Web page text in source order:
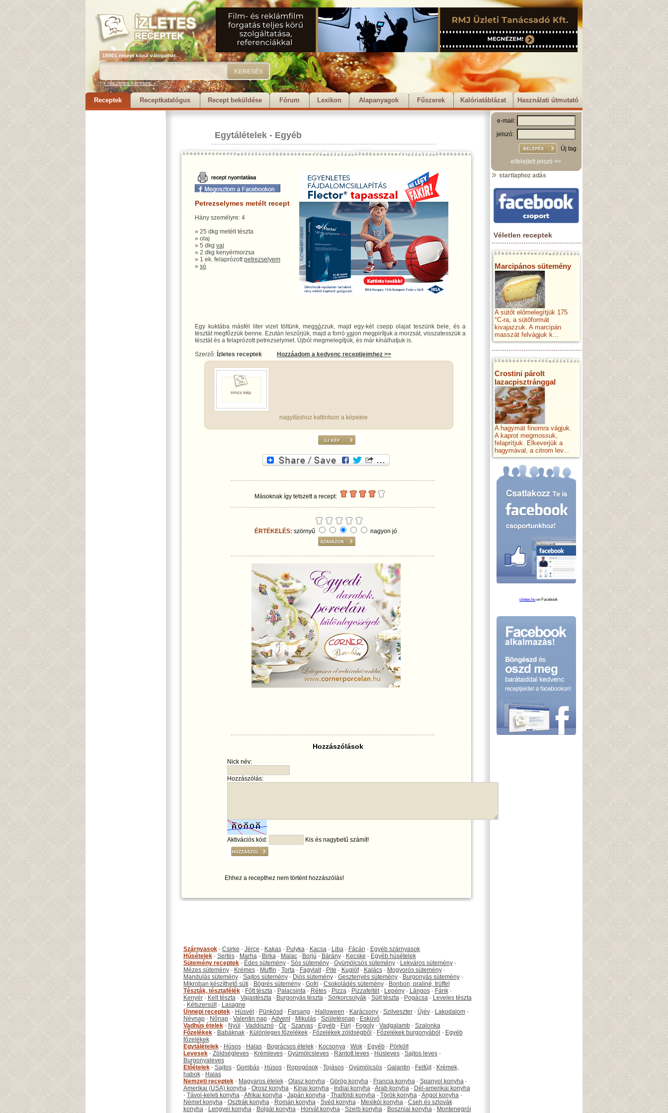
19901 recept közül válogathat...
+ részletes keresés...
Receptek Receptkatalógus Recept beküldése Fórum Lexikon Alapanyagok Fűszerek Kalóriatáblázat Használati útmutató
Egytálételek - Egyéb
Petrezselymes metélt recept
Hány személyre: 4
» 25 dkg metélt tészta
» olaj
» 5 dkg vaj
» 2 dkg kenyérmorzsa
» 1 ek. felaprózottpetrezselyem
» só
Egy kuktába másfél liter vizet töltünk, megsózzuk, majd egy-két csepp olajat teszünk bele, és a
tésztát megfőzzük benne. Ezután leszűrjük, majd a forró vajon megpirítjuk a morzsát, visszatesszük a
tésztát és a felaprózott petrezselymet. Újból megmelegítjük, és már kínálhatjuk is.
Szerző: Ízletes receptek Hozzáadom a kedvenc receptjeimhez >>
nagyításhoz kattintson a képekre
Másoknak így tetszett a recept:
ÉRTÉKELÉS: szörnyű nagyon jó
Hozzászólások
Nick név:
Hozzászólás:
Aktivációs kód: Kis és nagybetű számít!
Ehhez a recepthez nem történt hozzászólás!
Szárnyasok- Csirke - Jérce - Kakas- Pulyka- Kacsa- Liba- Fácán - Egyéb szárnyasok
Húsételek- Sertés- Marha- Birka- Malac- Borjú - Bárány- Kecske - Egyéb húsételek
Sütemény receptek- Édes sütemény- Sós sütemény- Gyümölcsös sütemény- Lekváros sütemény-
Mézes sütemény- Krémes- Muffin - Torta- Fagylalt- Pite - Kuglóf- Kalács- Mogyorós sütemény-
Mandulás sütemény- Sajtos sütemény- Diós sütemény- Gesztenyés sütemény- Burgonyás sütemény-
Mikroban készíthető süti - Bögrés sütemény- Gofri - Csokoládés sütemény- Bonbon, praliné, trüffel
Tészták, tésztafélék- Főtt tészta- Palacsinta- Rétes- Pizza- Pizzafeltét- Lepény- Lángos- Fánk-
Kenyér- Kelt tészta- Vajastészta- Burgonyás tészta- Sörkorcsolyák- Sült tészta- Pogácsa- Leveles tészta
- Kétszersült- Lasagne
Ünnepi receptek- Húsvét- Pünkösd - Farsang - Halloween - Karácsony- Szilveszter- Újév- Lakodalom-
Névnap- Nőnap- Valentin nap-Advent- Mikulás- Születésnap- Esküvő
Vadhús ételek- Nyúl - Vaddisznó- Őz- Szarvas- Egyéb- Fürj - Fogoly- Vadgalamb- Szalonka
Főzelékek- Babáknak- Különleges főzelékek- Főzelékek zöldségből - Főzelékek burgonyából - Egyéb
főzelékek
Egytálételek- Húsos- Halas- Bográcsos ételek- Kocsonya- Wok- Egyéb- Pörkölt
Levesek- Zöldségleves- Krémleves- Gyümölcsleves- Rántott leves- Húsleves- Sajtos leves-
Burgonyaleves
Előételek- Sajtos- Gombás- Húsos- Ropogósok- Tojásos- Gyümölcsös- Galantin - Felfújt- Krémek,
habok- Halas
Nemzeti receptek- Magyaros ételek- Olasz konyha- Görög konyha- Francia konyha- Spanyol konyha-
Amerikai (USA) konyha- Orosz konyha- Kínai konyha- Indiai konyha-Arab konyha- Dél-amerikai konyha
- Távol-keleti konyha-Afrikai konyha- Japán konyha- Thaiföldi konyha- Török konyha-Angol konyha-
Német konyha- Osztrák konyha- Román konyha- Svéd konyha- Mexikói konyha- Cseh és szlovák
konyha- Lengyel konyha- Bolgár konyha- Horvát konyha- Szerb konyha- Boszniai konyha- Montenegrói
e-mail:
jelszó:
Új tag
elfelejtett jelszó >>
startlaphoz adás
Véletlen receptek
Marcipános sütemény
A sütőt előmelegítjük 175
°C-ra, a sütőformát
kivajazzuk. A marcipán
masszát felvágjuk k...
Crostini párolt
lazacpisztránggal
A hagymát finomra vágjuk.
A kaprot megmossuk,
felaprítjuk. Elkeverjük a
hagymával, a citrom lev...
izletes.hu on Facebook